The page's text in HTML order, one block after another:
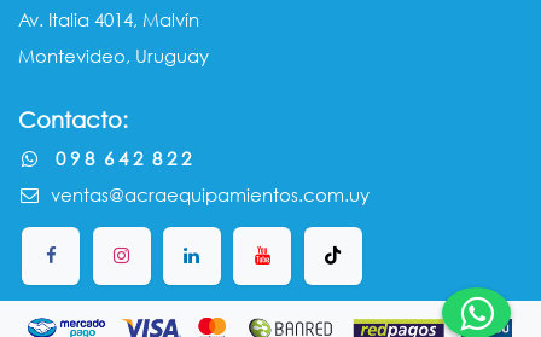
Av. Italia 4014, Malvín
Montevideo, Uruguay
Contacto:
0 9 8 6 4 2 8 2 2
ventas@acraequipamientos.com.uy